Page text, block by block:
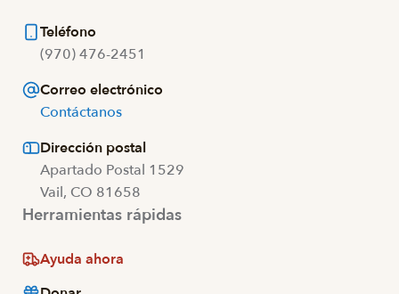
Teléfono
(970) 476-2451
Correo electrónico
Contáctanos
Dirección postal
Apartado Postal 1529
Vail, CO 81658
Herramientas rápidas
Ayuda ahora